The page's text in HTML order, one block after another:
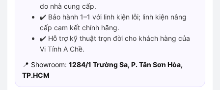
do nhà cung cấp.
✔️ Bảo hành 1–1 với linh kiện lỗi; linh kiện nâng
cấp cam kết chính hãng.
✔️ Hỗ trợ kỹ thuật trọn đời cho khách hàng của
Vi Tính A Chề.
📍 Showroom: 1284/1 Trường Sa, P. Tân Sơn Hòa,
TP.HCM